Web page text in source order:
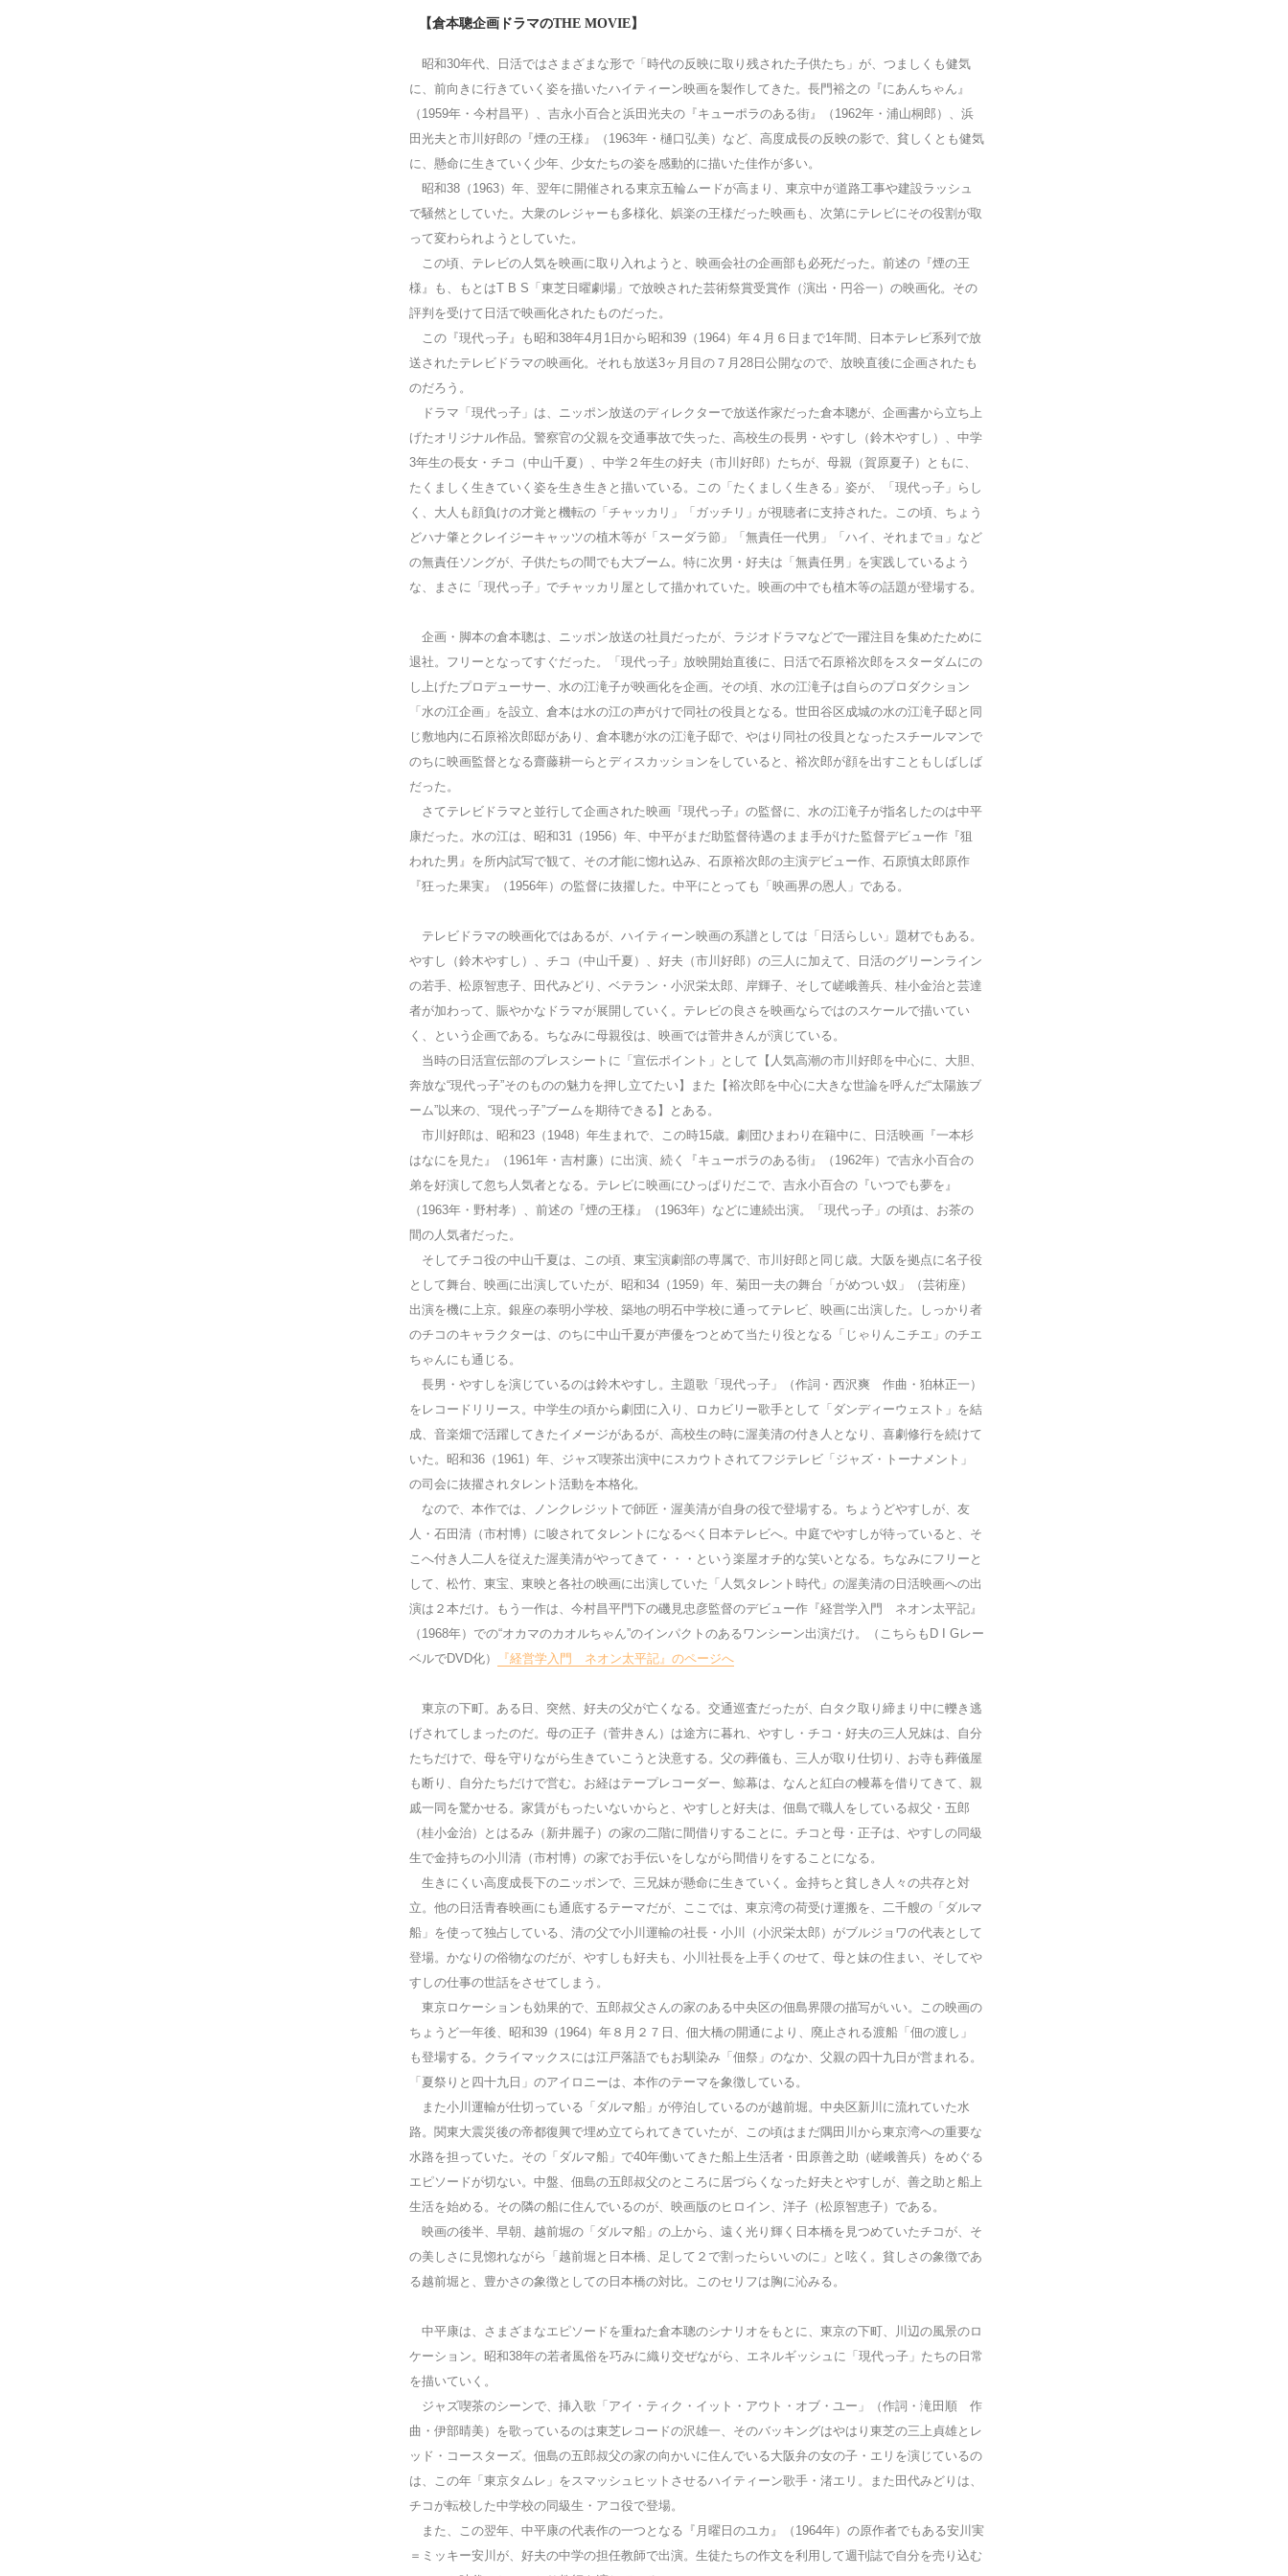
【倉本聰企画ドラマのTHE MOVIE】
昭和30年代、日活ではさまざまな形で「時代の反映に取り残された子供たち」が、つましくも健気
に、前向きに行きていく姿を描いたハイティーン映画を製作してきた。長門裕之の『にあんちゃん』
（1959年・今村昌平）、吉永小百合と浜田光夫の『キューポラのある街』（1962年・浦山桐郎）、浜
田光夫と市川好郎の『煙の王様』（1963年・樋口弘美）など、高度成長の反映の影で、貧しくとも健気
に、懸命に生きていく少年、少女たちの姿を感動的に描いた佳作が多い。
昭和38（1963）年、翌年に開催される東京五輪ムードが高まり、東京中が道路工事や建設ラッシュ
で騒然としていた。大衆のレジャーも多様化、娯楽の王様だった映画も、次第にテレビにその役割が取
って変わられようとしていた。
この頃、テレビの人気を映画に取り入れようと、映画会社の企画部も必死だった。前述の『煙の王
様』も、もとはT B S「東芝日曜劇場」で放映された芸術祭賞受賞作（演出・円谷一）の映画化。その
評判を受けて日活で映画化されたものだった。
この『現代っ子』も昭和38年4月1日から昭和39（1964）年４月６日まで1年間、日本テレビ系列で放
送されたテレビドラマの映画化。それも放送3ヶ月目の７月28日公開なので、放映直後に企画されたも
のだろう。
ドラマ「現代っ子」は、ニッポン放送のディレクターで放送作家だった倉本聰が、企画書から立ち上
げたオリジナル作品。警察官の父親を交通事故で失った、高校生の長男・やすし（鈴木やすし）、中学
3年生の長女・チコ（中山千夏）、中学２年生の好夫（市川好郎）たちが、母親（賀原夏子）ともに、
たくましく生きていく姿を生き生きと描いている。この「たくましく生きる」姿が、「現代っ子」らし
く、大人も顔負けの才覚と機転の「チャッカリ」「ガッチリ」が視聴者に支持された。この頃、ちょう
どハナ肇とクレイジーキャッツの植木等が「スーダラ節」「無責任一代男」「ハイ、それまでョ」など
の無責任ソングが、子供たちの間でも大ブーム。特に次男・好夫は「無責任男」を実践しているよう
な、まさに「現代っ子」でチャッカリ屋として描かれていた。映画の中でも植木等の話題が登場する。
企画・脚本の倉本聰は、ニッポン放送の社員だったが、ラジオドラマなどで一躍注目を集めたために
退社。フリーとなってすぐだった。「現代っ子」放映開始直後に、日活で石原裕次郎をスターダムにの
し上げたプロデューサー、水の江滝子が映画化を企画。その頃、水の江滝子は自らのプロダクション
「水の江企画」を設立、倉本は水の江の声がけで同社の役員となる。世田谷区成城の水の江滝子邸と同
じ敷地内に石原裕次郎邸があり、倉本聰が水の江滝子邸で、やはり同社の役員となったスチールマンで
のちに映画監督となる齋藤耕一らとディスカッションをしていると、裕次郎が顔を出すこともしばしば
だった。
さてテレビドラマと並行して企画された映画『現代っ子』の監督に、水の江滝子が指名したのは中平
康だった。水の江は、昭和31（1956）年、中平がまだ助監督待遇のまま手がけた監督デビュー作『狙
われた男』を所内試写で観て、その才能に惚れ込み、石原裕次郎の主演デビュー作、石原慎太郎原作
『狂った果実』（1956年）の監督に抜擢した。中平にとっても「映画界の恩人」である。
テレビドラマの映画化ではあるが、ハイティーン映画の系譜としては「日活らしい」題材でもある。
やすし（鈴木やすし）、チコ（中山千夏）、好夫（市川好郎）の三人に加えて、日活のグリーンライン
の若手、松原智恵子、田代みどり、ベテラン・小沢栄太郎、岸輝子、そして嵯峨善兵、桂小金治と芸達
者が加わって、賑やかなドラマが展開していく。テレビの良さを映画ならではのスケールで描いてい
く、という企画である。ちなみに母親役は、映画では菅井きんが演じている。
当時の日活宣伝部のプレスシートに「宣伝ポイント」として【人気高潮の市川好郎を中心に、大胆、
奔放な“現代っ子”そのものの魅力を押し立てたい】また【裕次郎を中心に大きな世論を呼んだ“太陽族ブ
ーム”以来の、“現代っ子”ブームを期待できる】とある。
市川好郎は、昭和23（1948）年生まれで、この時15歳。劇団ひまわり在籍中に、日活映画『一本杉
はなにを見た』（1961年・吉村廉）に出演、続く『キューポラのある街』（1962年）で吉永小百合の
弟を好演して忽ち人気者となる。テレビに映画にひっぱりだこで、吉永小百合の『いつでも夢を』
（1963年・野村孝）、前述の『煙の王様』（1963年）などに連続出演。「現代っ子」の頃は、お茶の
間の人気者だった。
そしてチコ役の中山千夏は、この頃、東宝演劇部の専属で、市川好郎と同じ歳。大阪を拠点に名子役
として舞台、映画に出演していたが、昭和34（1959）年、菊田一夫の舞台「がめつい奴」（芸術座）
出演を機に上京。銀座の泰明小学校、築地の明石中学校に通ってテレビ、映画に出演した。しっかり者
のチコのキャラクターは、のちに中山千夏が声優をつとめて当たり役となる「じゃりんこチエ」のチエ
ちゃんにも通じる。
長男・やすしを演じているのは鈴木やすし。主題歌「現代っ子」（作詞・西沢爽 作曲・狛林正一）
をレコードリリース。中学生の頃から劇団に入り、ロカビリー歌手として「ダンディーウェスト」を結
成、音楽畑で活躍してきたイメージがあるが、高校生の時に渥美清の付き人となり、喜劇修行を続けて
いた。昭和36（1961）年、ジャズ喫茶出演中にスカウトされてフジテレビ「ジャズ・トーナメント」
の司会に抜擢されタレント活動を本格化。
なので、本作では、ノンクレジットで師匠・渥美清が自身の役で登場する。ちょうどやすしが、友
人・石田清（市村博）に唆されてタレントになるべく日本テレビへ。中庭でやすしが待っていると、そ
こへ付き人二人を従えた渥美清がやってきて・・・という楽屋オチ的な笑いとなる。ちなみにフリーと
して、松竹、東宝、東映と各社の映画に出演していた「人気タレント時代」の渥美清の日活映画への出
演は２本だけ。もう一作は、今村昌平門下の磯見忠彦監督のデビュー作『経営学入門 ネオン太平記』
（1968年）での“オカマのカオルちゃん”のインパクトのあるワンシーン出演だけ。（こちらもD I Gレー
ベルでDVD化）
『経営学入門 ネオン太平記』のページへ
東京の下町。ある日、突然、好夫の父が亡くなる。交通巡査だったが、白タク取り締まり中に轢き逃
げされてしまったのだ。母の正子（菅井きん）は途方に暮れ、やすし・チコ・好夫の三人兄妹は、自分
たちだけで、母を守りながら生きていこうと決意する。父の葬儀も、三人が取り仕切り、お寺も葬儀屋
も断り、自分たちだけで営む。お経はテープレコーダー、鯨幕は、なんと紅白の幔幕を借りてきて、親
戚一同を驚かせる。家賃がもったいないからと、やすしと好夫は、佃島で職人をしている叔父・五郎
（桂小金治）とはるみ（新井麗子）の家の二階に間借りすることに。チコと母・正子は、やすしの同級
生で金持ちの小川清（市村博）の家でお手伝いをしながら間借りをすることになる。
生きにくい高度成長下のニッポンで、三兄妹が懸命に生きていく。金持ちと貧しき人々の共存と対
立。他の日活青春映画にも通底するテーマだが、ここでは、東京湾の荷受け運搬を、二千艘の「ダルマ
船」を使って独占している、清の父で小川運輸の社長・小川（小沢栄太郎）がブルジョワの代表として
登場。かなりの俗物なのだが、やすしも好夫も、小川社長を上手くのせて、母と妹の住まい、そしてや
すしの仕事の世話をさせてしまう。
東京ロケーションも効果的で、五郎叔父さんの家のある中央区の佃島界隈の描写がいい。この映画の
ちょうど一年後、昭和39（1964）年８月２７日、佃大橋の開通により、廃止される渡船「佃の渡し」
も登場する。クライマックスには江戸落語でもお馴染み「佃祭」のなか、父親の四十九日が営まれる。
「夏祭りと四十九日」のアイロニーは、本作のテーマを象徴している。
また小川運輸が仕切っている「ダルマ船」が停泊しているのが越前堀。中央区新川に流れていた水
路。関東大震災後の帝都復興で埋め立てられてきていたが、この頃はまだ隅田川から東京湾への重要な
水路を担っていた。その「ダルマ船」で40年働いてきた船上生活者・田原善之助（嵯峨善兵）をめぐる
エピソードが切ない。中盤、佃島の五郎叔父のところに居づらくなった好夫とやすしが、善之助と船上
生活を始める。その隣の船に住んでいるのが、映画版のヒロイン、洋子（松原智恵子）である。
映画の後半、早朝、越前堀の「ダルマ船」の上から、遠く光り輝く日本橋を見つめていたチコが、そ
の美しさに見惚れながら「越前堀と日本橋、足して２で割ったらいいのに」と呟く。貧しさの象徴であ
る越前堀と、豊かさの象徴としての日本橋の対比。このセリフは胸に沁みる。
中平康は、さまざまなエピソードを重ねた倉本聰のシナリオをもとに、東京の下町、川辺の風景のロ
ケーション。昭和38年の若者風俗を巧みに織り交ぜながら、エネルギッシュに「現代っ子」たちの日常
を描いていく。
ジャズ喫茶のシーンで、挿入歌「アイ・ティク・イット・アウト・オブ・ユー」（作詞・滝田順 作
曲・伊部晴美）を歌っているのは東芝レコードの沢雄一、そのバッキングはやはり東芝の三上貞雄とレ
ッド・コースターズ。佃島の五郎叔父の家の向かいに住んでいる大阪弁の女の子・エリを演じているの
は、この年「東京タムレ」をスマッシュヒットさせるハイティーン歌手・渚エリ。また田代みどりは、
チコが転校した中学校の同級生・アコ役で登場。
また、この翌年、中平康の代表作の一つとなる『月曜日のユカ』（1964年）の原作者でもある安川実
＝ミッキー安川が、好夫の中学の担任教師で出演。生徒たちの作文を利用して週刊誌で自分を売り込む